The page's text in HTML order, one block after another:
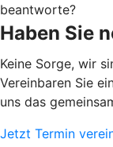
beantworte?
Haben Sie
Keine Sorge, wir
Vereinbaren Sie
uns das
Jetzt Termin